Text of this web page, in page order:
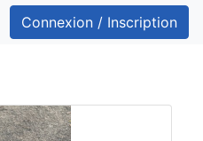
Connexion / Inscription